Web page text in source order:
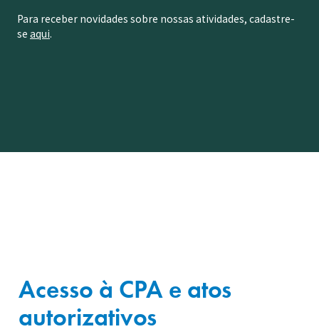
Para receber novidades sobre nossas atividades, cadastre-
se aqui.
Acesso à CPA e atos
autorizativos